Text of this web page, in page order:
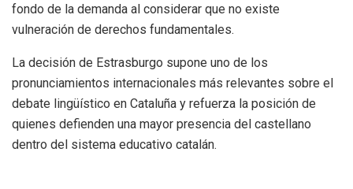
fondo de la demanda al considerar que no existe
vulneración de derechos fundamentales.
La decisión de Estrasburgo supone uno de los
pronunciamientos internacionales más relevantes sobre el
debate lingüístico en Cataluña y refuerza la posición de
quienes defienden una mayor presencia del castellano
dentro del sistema educativo catalán.